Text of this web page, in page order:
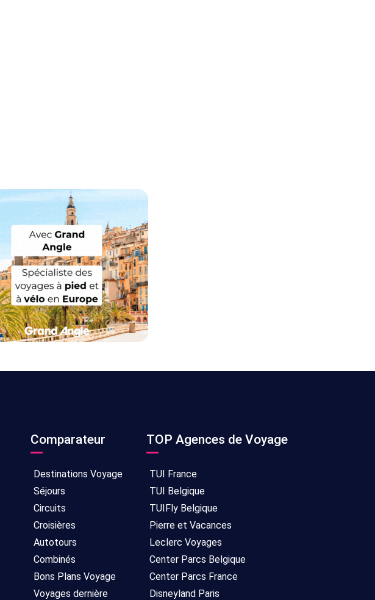
Comparateur
Destinations Voyage
Séjours
Circuits
Croisières
Autotours
Combinés
Bons Plans Voyage
Voyages dernière
TOP Agences de Voyage
TUI France
TUI Belgique
TUIFly Belgique
Pierre et Vacances
Leclerc Voyages
Center Parcs Belgique
Center Parcs France
Disneyland Paris